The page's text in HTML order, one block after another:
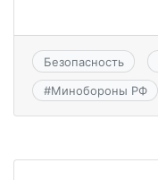
Безопасность
#Минобороны РФ